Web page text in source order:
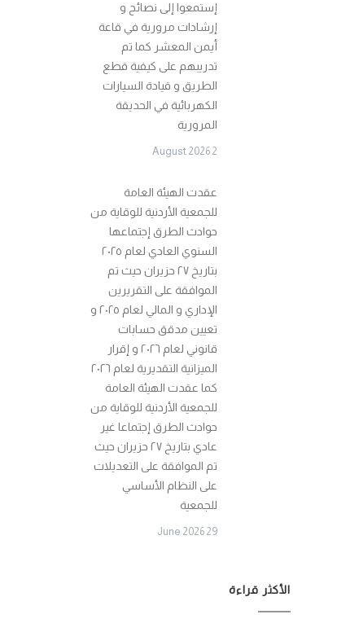
إستمعوا إلى نصائح و
إرشادات مرورية في قاعة
أيمن المعشر كما تم
تدريبهم على كيفية قطع
الطريق و قيادة السيارات
الكهربائية في الحديقة
المرورية
2 August 2026
عقدت الهيئة العامة
للجمعية الأردنية للوقاية من
حوادث الطرق إجتماعها
السنوي العادي لعام ٢٠٢٥
بتاريخ ٢٧ حزيران حيث تم
الموافقة على التقريرين
الإداري و المالي لعام ٢٠٢٥ و
تعيين مدقق حسابات
قانوني لعام ٢٠٢٦ و إقرار
الميزانية التقديرية لعام ٢٠٢٦
كما عقدت الهيئة العامة
للجمعية الأردنية للوقاية من
حوادث الطرق إجتماعا غير
عادي بتاريخ ٢٧ حزيران حيث
تم الموافقة على التعديلات
على النظام الأساسي
للجمعية
29 June 2026
الأكثر قراءة